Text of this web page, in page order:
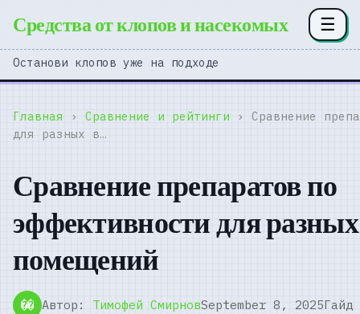
Средства от клопов и насекомых ☰
Останови клопов уже на подходе
Главная › Сравнение и рейтинги › Сравнение
для разных в…
Сравнение препаратов по
эффективности для
помещений
�� Автор: Тимофей СмирновSeptember 8, 2025Гайд